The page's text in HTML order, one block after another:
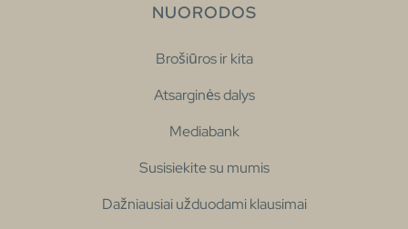
NUORODOS
Brošiūros ir kita
Atsarginės dalys
Mediabank
Susisiekite su mumis
Dažniausiai užduodami klausimai